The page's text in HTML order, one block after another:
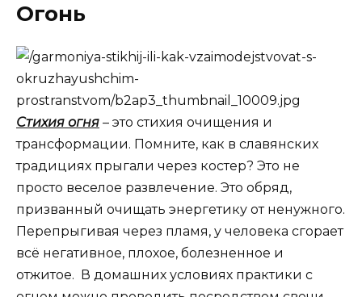
Огонь
Стихия огня – это стихия очищения и
трансформации. Помните, как в славянских
традициях прыгали через костер? Это не
просто веселое развлечение. Это обряд,
призванный очищать энергетику от ненужного.
Перепрыгивая через пламя, у человека сгорает
всё негативное, плохое, болезненное и
отжитое. В домашних условиях практики с